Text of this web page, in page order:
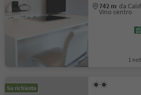
742 m da
Vino centro
1
Su richiesta